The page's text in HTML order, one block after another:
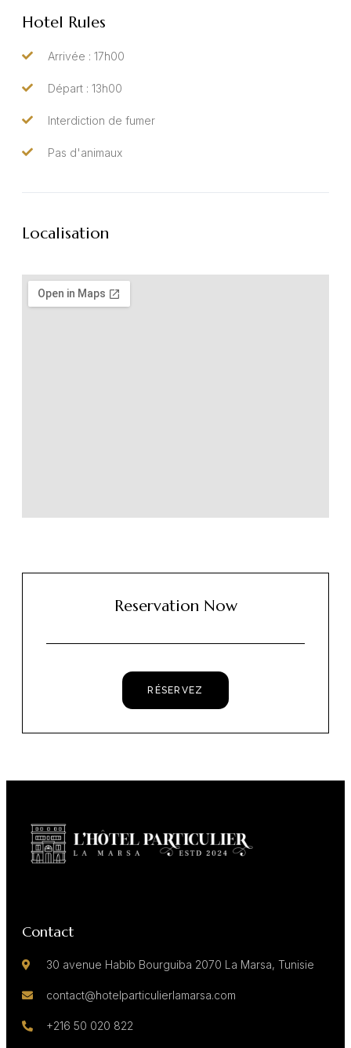
Hotel Rules
Arrivée : 17h00
Départ : 13h00
Interdiction de fumer
Pas d'animaux
Localisation
Reservation Now
RÉSERVEZ
Contact
30 avenue Habib Bourguiba 2070 La Marsa, Tunisie
contact@hotelparticulierlamarsa.com
+216 50 020 822